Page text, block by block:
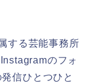
する芸能事務所
のフォ
信ひとつひと